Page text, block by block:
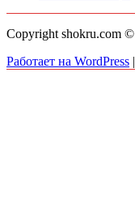
Copyright shokru.com ©
Работает на WordPress |